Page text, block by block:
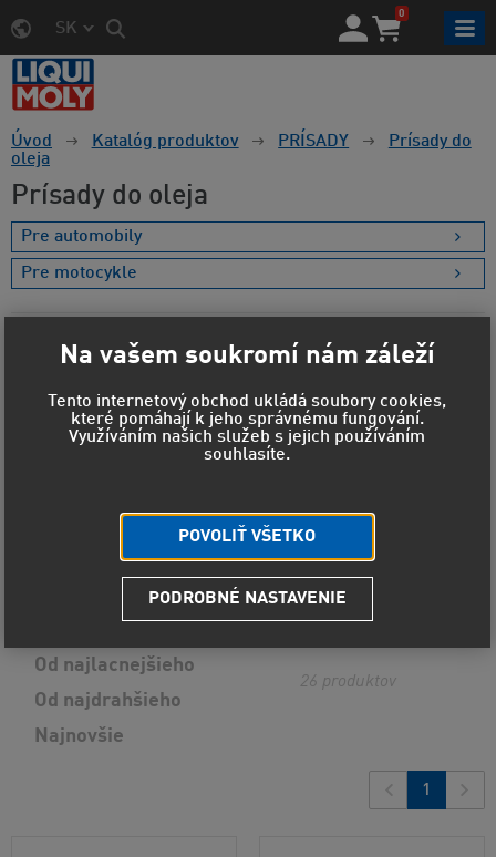
SK
0
Úvod Katalóg produktov PRÍSADY
Prísady do
oleja
Prísady do oleja
Pre automobily
Pre motocykle
Materiál obalu
Zobraziť vybrané
Predvolené radenie
Od najlacnejšieho
Od najdrahšieho
Najnovšie
26 produktov
1
Na vašem soukromí nám záleží
Tento internetový obchod ukládá soubory cookies,
které pomáhají k jeho správnému fungování.
Využíváním našich služeb s jejich používáním
souhlasíte.
POVOLIŤ VŠETKO
PODROBNÉ NASTAVENIE